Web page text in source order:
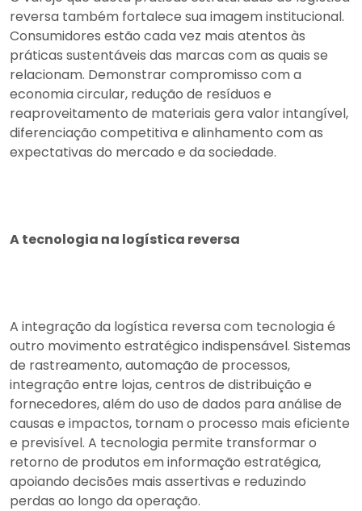
reversa também fortalece sua imagem institucional.
Consumidores estão cada vez mais atentos às
práticas sustentáveis das marcas com as quais se
relacionam. Demonstrar compromisso com a
economia circular, redução de resíduos e
reaproveitamento de materiais gera valor intangível,
diferenciação competitiva e alinhamento com as
expectativas do mercado e da sociedade.
A tecnologia na logística reversa
A integração da logística reversa com tecnologia é
outro movimento estratégico indispensável. Sistemas
de rastreamento, automação de processos,
integração entre lojas, centros de distribuição e
fornecedores, além do uso de dados para análise de
causas e impactos, tornam o processo mais eficiente
e previsível. A tecnologia permite transformar o
retorno de produtos em informação estratégica,
apoiando decisões mais assertivas e reduzindo
perdas ao longo da operação.